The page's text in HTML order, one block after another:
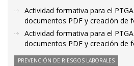
Actividad formativa para el
documentos PDF y creación de
Actividad formativa para el
documentos PDF y creación de
PREVENCIÓN DE RIESGOS LABORALES